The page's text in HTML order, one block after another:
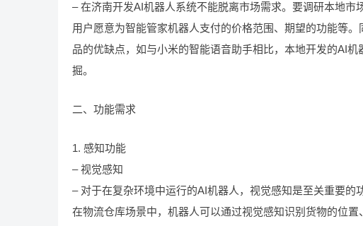
– 在济南开发AI机器人系统不能脱离市场需求。要调研本地
用户愿意为智能管家机器人支付的价格范围、期望的功能等
品的优缺点，如与小米的智能语音助手相比，本地开发的AI
掘。
二、功能需求
1. 感知功能
– 视觉感知
– 对于在复杂环境中运行的AI机器人，视觉感知是至关重要的
在物流仓库场景中，机器人可以通过视觉感知识别货物的位